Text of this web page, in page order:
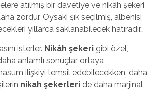
atılmış bir davetiye ve nikâh şekeri
zordur. Oysaki şık seçilmiş, albenisi
yıllarca saklanabilecek hatıradır…
isterler. Nikâh şekeri gibi özel,
anlamlı sonuçlar ortaya
ilişkiyi temsil edebilecekken, daha
nikah şekerleri de daha marjinal